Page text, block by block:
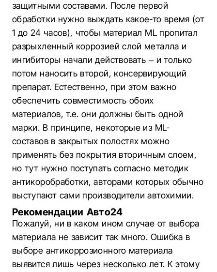
защитными составами. После первой
обработки нужно выждать какое-то время (от
1 до 24 часов), чтобы материал ML пропитал
разрыхленный коррозией слой металла и
ингибиторы начали действовать – и только
потом наносить второй, консервирующий
препарат. Естественно, при этом важно
обеспечить совместимость обоих
материалов, т.е. они должны быть одной
марки. В принципе, некоторые из ML-
составов в закрытых полостях можно
применять без покрытия вторичным слоем,
но тут нужно поступать согласно методик
антикоробработки, авторами которых обычно
выступают сами производители автохимии.
Рекомендации Авто24
Пожалуй, ни в каком ином случае от выбора
материала не зависит так много. Ошибка в
выборе антикоррозионного материала
выявится лишь через несколько лет. К этому